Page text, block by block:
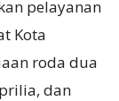
pelayanan
Kota
roda dua
dan